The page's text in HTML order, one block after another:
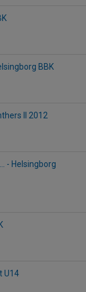
BBK
II 2012
- Helsingborg
U14